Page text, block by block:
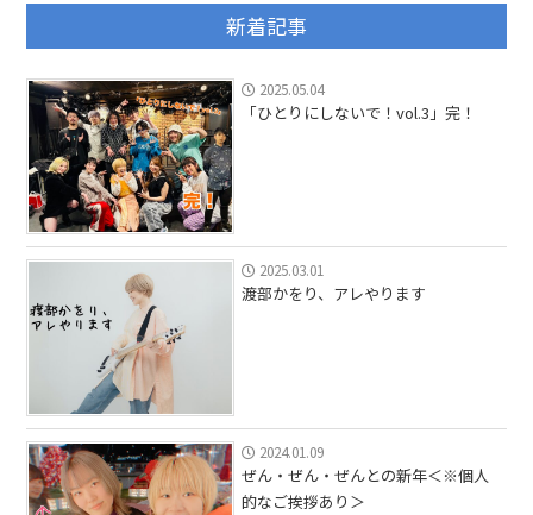
新着記事
2025.05.04
「ひとりにしないで！vol.3」完！
2025.03.01
渡部かをり、アレやります
2024.01.09
ぜん・ぜん・ぜんとの新年＜※個人
的なご挨拶あり＞